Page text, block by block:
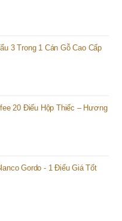
3 Trong 1 Cán Gỗ Cao Cấp
20 Điếu Hộp Thiếc – Hương
Gordo - 1 Điếu Giá Tốt